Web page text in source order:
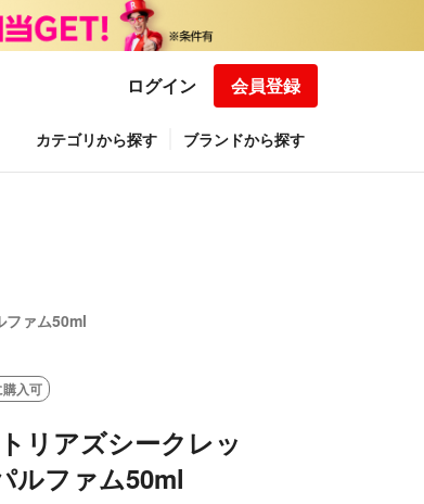
ログイン 会員登録
カテゴリから探す ブランドから探す
ファム50ml
入可
リアズシークレッ
ルファム50ml